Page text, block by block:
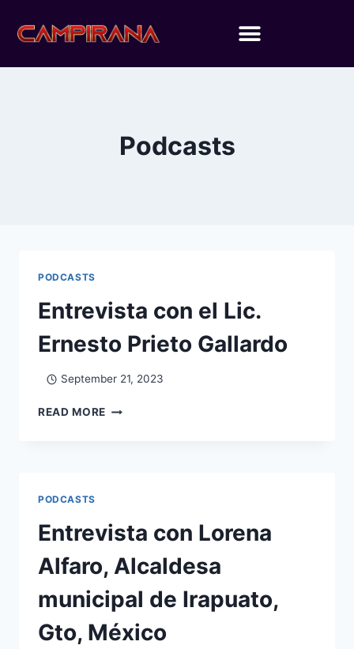
Podcasts
PODCASTS
Entrevista con el Lic.
Ernesto Prieto Gallardo
September 21, 2023
READ MORE
PODCASTS
Entrevista con Lorena
Alfaro, Alcaldesa
municipal de Irapuato,
Gto, México